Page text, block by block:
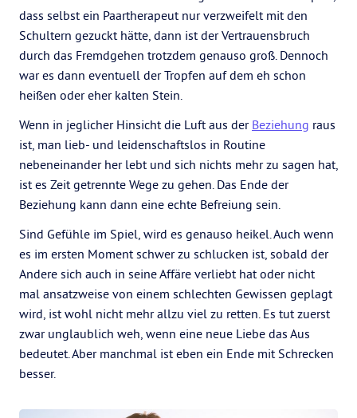
dass selbst ein Paartherapeut nur verzweifelt mit den
Schultern gezuckt hätte, dann ist der Vertrauensbruch
durch das Fremdgehen trotzdem genauso groß. Dennoch
war es dann eventuell der Tropfen auf dem eh schon
heißen oder eher kalten Stein.
Wenn in jeglicher Hinsicht die Luft aus der Beziehung raus
ist, man lieb- und leidenschaftslos in Routine
nebeneinander her lebt und sich nichts mehr zu sagen hat,
ist es Zeit getrennte Wege zu gehen. Das Ende der
Beziehung kann dann eine echte Befreiung sein.
Sind Gefühle im Spiel, wird es genauso heikel. Auch wenn
es im ersten Moment schwer zu schlucken ist, sobald der
Andere sich auch in seine Affäre verliebt hat oder nicht
mal ansatzweise von einem schlechten Gewissen geplagt
wird, ist wohl nicht mehr allzu viel zu retten. Es tut zuerst
zwar unglaublich weh, wenn eine neue Liebe das Aus
bedeutet. Aber manchmal ist eben ein Ende mit Schrecken
besser.